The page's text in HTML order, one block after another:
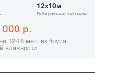
12х10м
Габаритные размеры
р.
12-18 мес. из бруса
влажности